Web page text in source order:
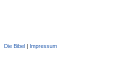
Die Bibel | Impressum